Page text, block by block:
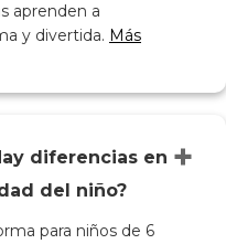
aprenden a
y divertida. Más
diferencias en
del niño?
+
para niños de 6